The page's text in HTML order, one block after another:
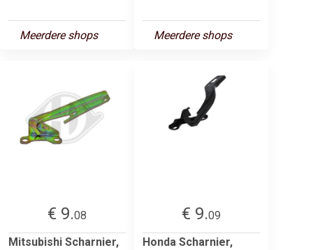
Meerdere shops Meerdere shops
€ 9.08
Mitsubishi Scharnier,
€ 9.09
Honda Scharnier,